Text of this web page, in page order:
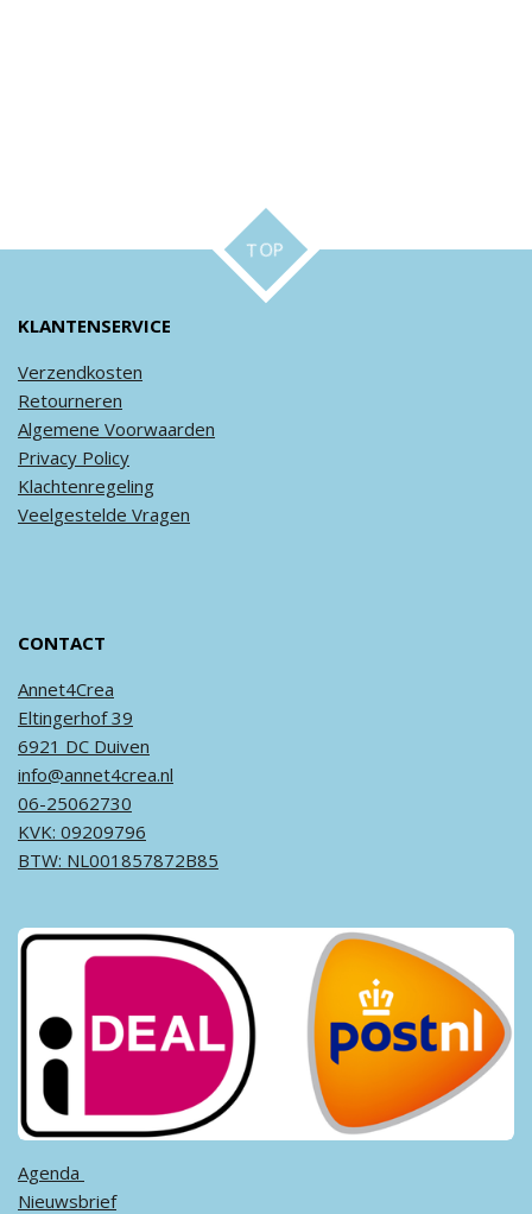
TOP
KLANTENSERVICE
Verzendkosten
Retourneren
Algemene Voorwaarden
Privacy Policy
Klachtenregeling
Veelgestelde Vragen
CONTACT
Annet4Crea
Eltingerhof 39
6921 DC Duiven
info@annet4crea.nl
06-25062730
KVK: 09209796
BTW: NL001857872B85
Agenda ​
Nieuwsbrief